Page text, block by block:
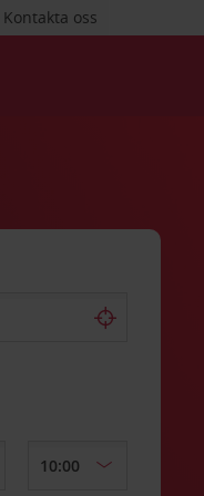
Kontakta oss